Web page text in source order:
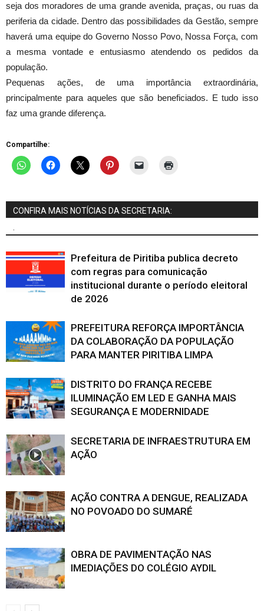
seja dos moradores de uma grande avenida, praças, ou ruas da
periferia da cidade. Dentro das possibilidades da Gestão, sempre
haverá uma equipe do Governo Nosso Povo, Nossa Força, com
a mesma vontade e entusiasmo atendendo os pedidos da
população.
Pequenas ações, de uma importância extraordinária,
principalmente para aqueles que são beneficiados. E tudo isso
faz uma grande diferença.
Compartilhe:
CONFIRA MAIS NOTÍCIAS DA SECRETARIA:
Prefeitura de Piritiba publica decreto
com regras para comunicação
institucional durante o período eleitoral
de 2026
PREFEITURA REFORÇA IMPORTÂNCIA
DA COLABORAÇÃO DA POPULAÇÃO
PARA MANTER PIRITIBA LIMPA
DISTRITO DO FRANÇA RECEBE
ILUMINAÇÃO EM LED E GANHA MAIS
SEGURANÇA E MODERNIDADE
SECRETARIA DE INFRAESTRUTURA EM
AÇÃO
AÇÃO CONTRA A DENGUE, REALIZADA
NO POVOADO DO SUMARÉ
OBRA DE PAVIMENTAÇÃO NAS
IMEDIAÇÕES DO COLÉGIO AYDIL